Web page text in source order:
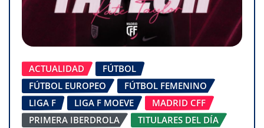
ACTUALIDAD
FÚTBOL
FÚTBOL EUROPEO
FÚTBOL FEMENINO
LIGA F
LIGA F MOEVE
MADRID CFF
PRIMERA IBERDROLA
TITULARES DEL DÍA